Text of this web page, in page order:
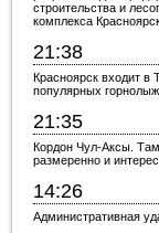
строительства и
комплекса
21:38
Красноярск входит
популярных
21:35
Кордон Чул-Аксы. Там
размеренно и
14:26
Административная